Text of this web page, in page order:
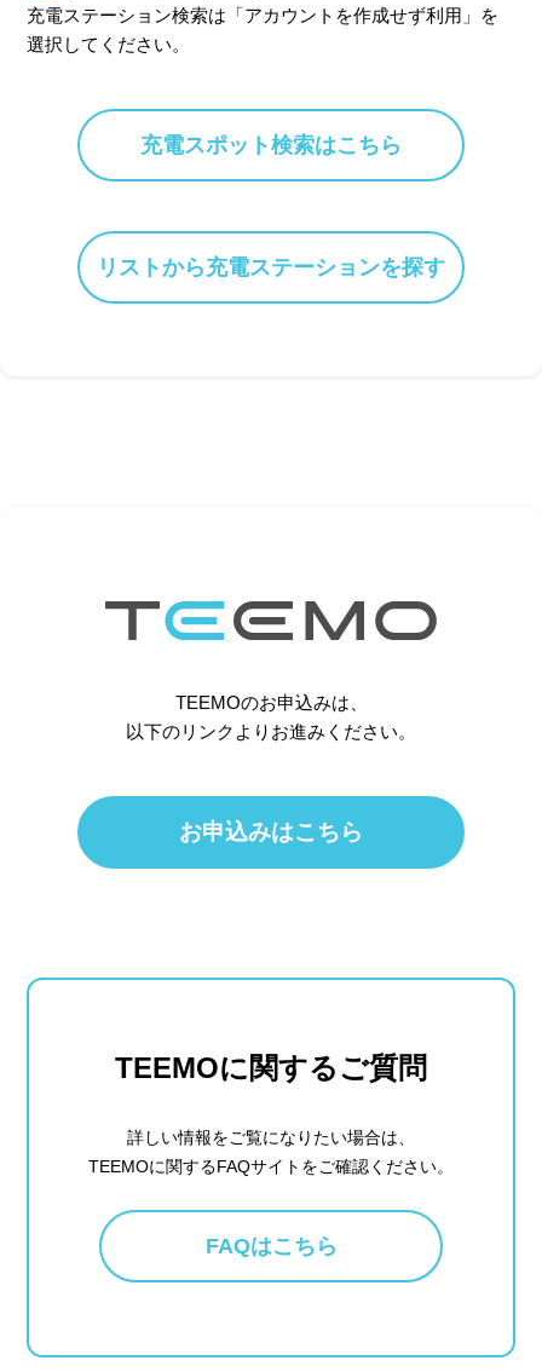
充電ステーション検索は「アカウントを作成せず利用」を
選択してください。
充電スポット検索はこちら
リストから充電ステーションを探す
TEEMOのお申込みは、
以下のリンクよりお進みください。
お申込みはこちら
TEEMOに関するご質問
詳しい情報をご覧になりたい場合は、
TEEMOに関するFAQサイトをご確認ください。
FAQはこちら